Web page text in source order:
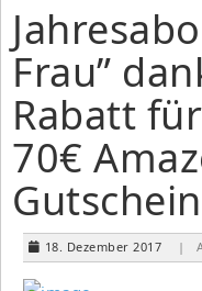
Frau”
Rabatt
70€
18. Dezember 2017 |